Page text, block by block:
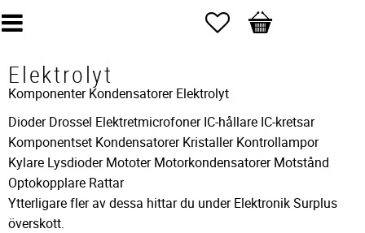
Favoriter
Kundvagn
Elektrolyt
Komponenter Kondensatorer Elektrolyt
Dioder Drossel Elektretmicrofoner IC-hållare IC-kretsar
Komponentset Kondensatorer Kristaller Kontrollampor
Kylare Lysdioder Mototer Motorkondensatorer Motstånd
Optokopplare Rattar
Ytterligare fler av dessa hittar du under Elektronik Surplus
överskott.